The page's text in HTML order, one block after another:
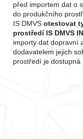
před importem dat o
do produkčního
IS DMVSotestovat
prostředí IS DMVS
importy dat dopravní
dodavatelem jejich
prostředí je dostupná